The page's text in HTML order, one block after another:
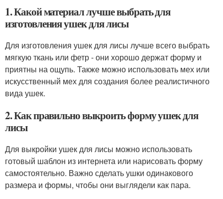
1. Какой материал лучше выбрать для
изготовления ушек для лисы
Для изготовления ушек для лисы лучше всего выбрать
мягкую ткань или фетр - они хорошо держат форму и
приятны на ощупь. Также можно использовать мех или
искусственный мех для создания более реалистичного
вида ушек.
2. Как правильно выкроить форму ушек для
лисы
Для выкройки ушек для лисы можно использовать
готовый шаблон из интернета или нарисовать форму
самостоятельно. Важно сделать ушки одинакового
размера и формы, чтобы они выглядели как пара.